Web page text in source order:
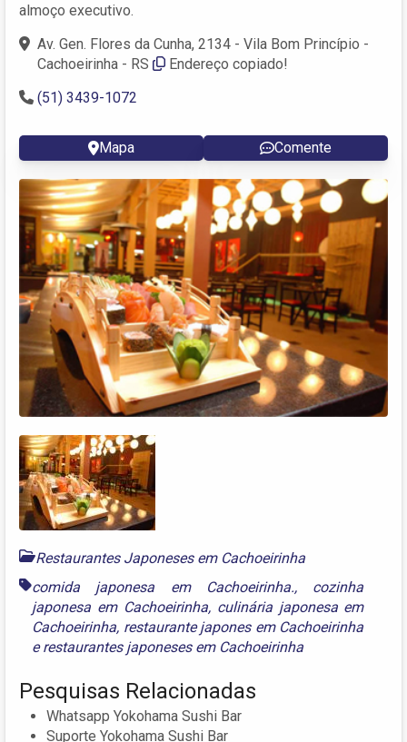
almoço executivo.
Av. Gen. Flores da Cunha, 2134 - Vila Bom Princípio -
Cachoeirinha - RS
Endereço copiado!
(51) 3439-1072
Mapa Comente
Restaurantes Japoneses em Cachoeirinha
comida japonesa em Cachoeirinha., cozinha
japonesa em Cachoeirinha, culinária japonesa em
Cachoeirinha, restaurante japones em Cachoeirinha
erestaurantes japoneses em Cachoeirinha
Pesquisas Relacionadas
Whatsapp Yokohama Sushi Bar
Suporte Yokohama Sushi Bar